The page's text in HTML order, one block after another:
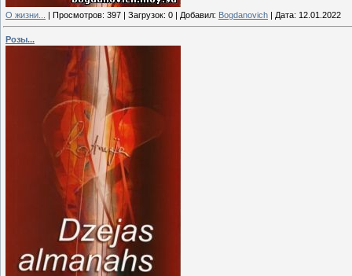
О жизни... | Просмотров: 397 | Загрузок: 0 | Добавил: Bogdanovich | Дата: 12.01.2022
Розы...